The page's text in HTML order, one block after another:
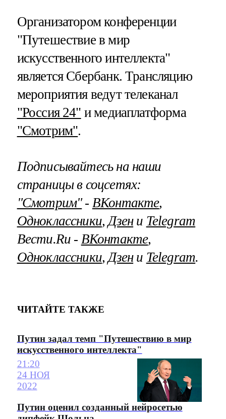
Организатором конференции
"Путешествие в мир
искусственного интеллекта"
является Сбербанк. Трансляцию
мероприятия ведут телеканал
"Россия 24" и медиаплатформа
"Смотрим".
Подписывайтесь на наши
страницы в соцсетях:
"Смотрим"‐ ВКонтакте,
Одноклассники, Дзени Telegram
Вести.Ru ‐ ВКонтакте,
Одноклассники, Дзени Telegram.
ЧИТАЙТЕ ТАКЖЕ
Путин задал темп "Путешествию в мир
искусственного интеллекта"
21:20
24 НОЯ
2022
Путин оценил созданный нейросетью